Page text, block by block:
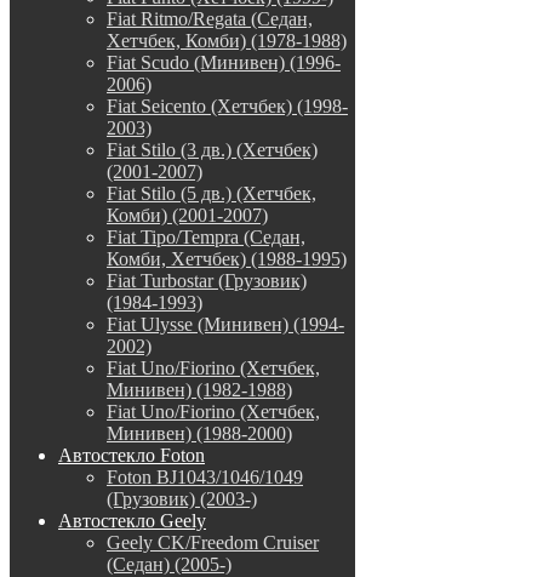
Fiat Ritmo/Regata (Седан,
Хетчбек, Комби) (1978-1988)
Fiat Scudo (Минивен) (1996-
2006)
Fiat Seicento (Хетчбек) (1998-
2003)
Fiat Stilo (3 дв.) (Хетчбек)
(2001-2007)
Fiat Stilo (5 дв.) (Хетчбек,
Комби) (2001-2007)
Fiat Tipo/Tempra (Седан,
Комби, Хетчбек) (1988-1995)
Fiat Turbostar (Грузовик)
(1984-1993)
Fiat Ulysse (Минивен) (1994-
2002)
Fiat Uno/Fiorino (Хетчбек,
Минивен) (1982-1988)
Fiat Uno/Fiorino (Хетчбек,
Минивен) (1988-2000)
Автостекло Foton
Foton BJ1043/1046/1049
(Грузовик) (2003-)
Автостекло Geely
Geely CK/Freedom Cruiser
(Седан) (2005-)